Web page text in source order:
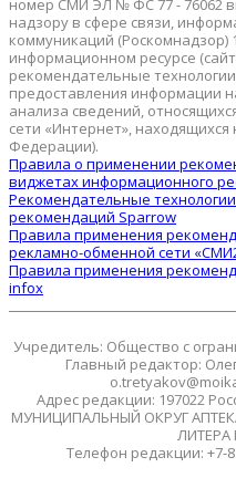
номер СМИ ЭЛ № ФС 77 - 76062
надзору в сфере связи,
коммуникаций (Роскомнадзор)
информационном ресурсе
рекомендательные
предоставления информации
анализа сведений,
сети «Интернет»,
Федерации).
Правила о применении
виджетах информационного
Рекомендательные
рекомендаций Sparrow
Правила применения
рекламно-обменной сети
Правила применения
infox
Учредитель: Общество с
Главный редактор:
Адрес редакции: 197022
МУНИЦИПАЛЬНЫЙ ОКРУГ
ЛИТЕРА
Телефон редакции: +7-